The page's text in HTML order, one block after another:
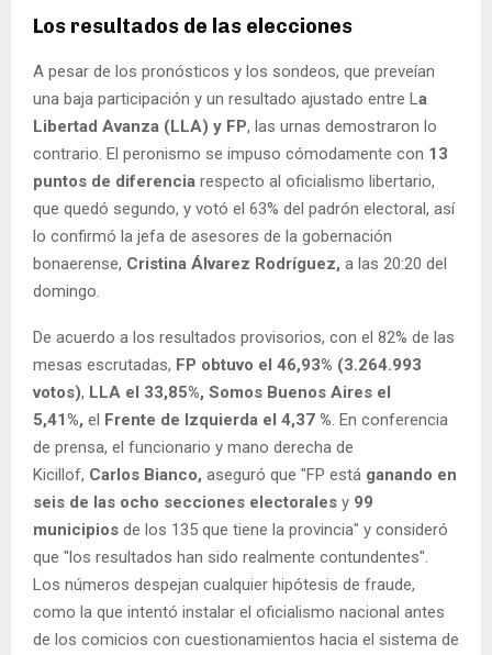
Los resultados de las elecciones
A pesar de los pronósticos y los sondeos, que preveían
una baja participación y un resultado ajustado entre La
Libertad Avanza (LLA) y FP, las urnas demostraron lo
contrario. El peronismo se impuso cómodamente con 13
puntos de diferencia respecto al oficialismo libertario,
que quedó segundo, y votó el 63% del padrón electoral, así
lo confirmó la jefa de asesores de la gobernación
bonaerense, Cristina Álvarez Rodríguez, a las 20:20 del
domingo.
De acuerdo a los resultados provisorios, con el 82% de las
mesas escrutadas, FP obtuvo el 46,93% (3.264.993
votos), LLA el 33,85%, Somos Buenos Aires el
5,41%, el Frente de Izquierda el 4,37 %. En conferencia
de prensa, el funcionario y mano derecha de
Kicillof, Carlos Bianco, aseguró que "FP está ganando en
seis de las ocho secciones electorales y 99
municipios de los 135 que tiene la provincia" y consideró
que "los resultados han sido realmente contundentes".
Los números despejan cualquier hipótesis de fraude,
como la que intentó instalar el oficialismo nacional antes
de los comicios con cuestionamientos hacia el sistema de